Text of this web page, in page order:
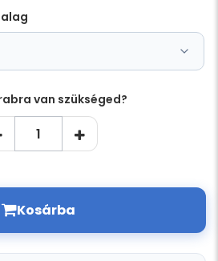
van szükséged?
Kosárba